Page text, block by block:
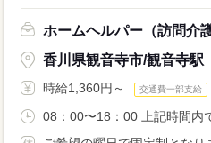
ホームヘルパー（訪問介護
香川県観音寺市/観音寺駅
時給1,360円～ 交通費一部支給
08：00〜18：00 上記時間内